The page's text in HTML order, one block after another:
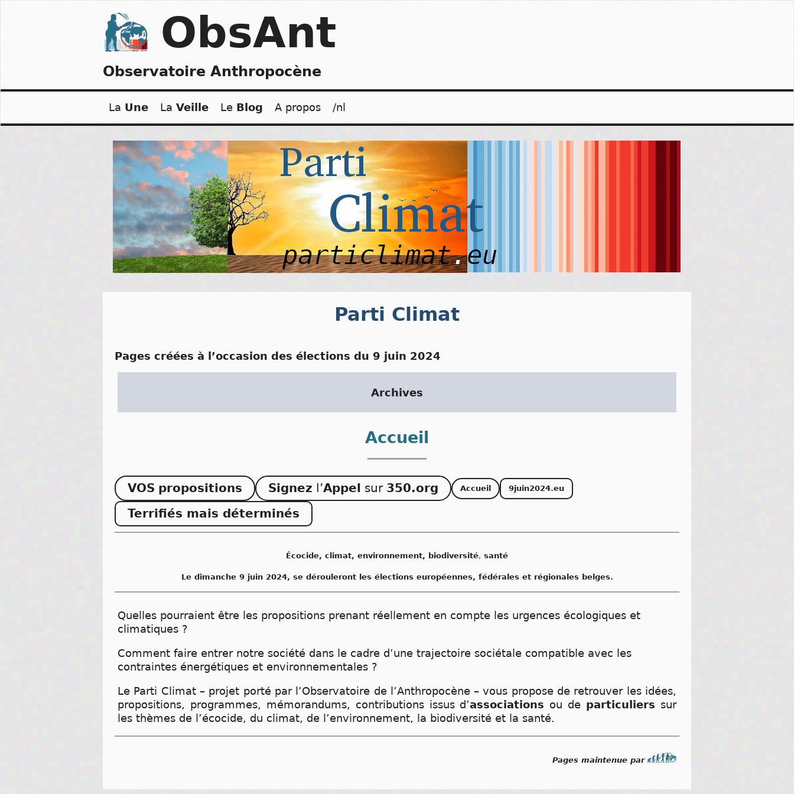
ObsAnt
Observatoire Anthropocène
La Une La Veille Le Blog A propos /nl
Parti Climat
pages créées à l’occasion des élections du 9 juin 2024
Archives
Accueil
VOS propositions Signez l’Appel sur 350.org Accueil 9juin2024.eu
Terrifiés mais déterminés
Écocide, climat, environnement, biodiversité, santé
Le dimanche 9 juin 2024, se dérouleront les élections européennes, fédérales et régionales belges.
Quelles pourraient être les propositions prenant réellement en compte les urgences écologiques et
climatiques ?
Comment faire entrer notre société dans le cadre d’une trajectoire sociétale compatible avec les
contraintes énergétiques et environnementales ?
Le Parti Climat – projet porté par l’Observatoire de l’Anthropocène – vous propose de retrouver les idées,
propositions, programmes, mémorandums, contributions issus d’associations ou de particuliers sur
les thèmes de l’écocide, du climat, de l’environnement, la biodiversité et la santé.
Pages maintenue par